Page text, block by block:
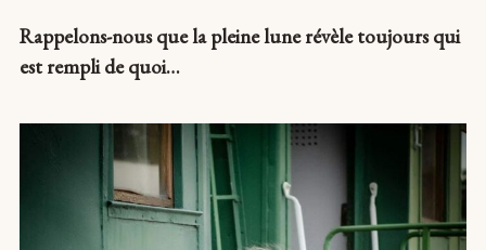
Rappelons-nous que la pleine lune révèle toujours qui
est rempli de quoi…